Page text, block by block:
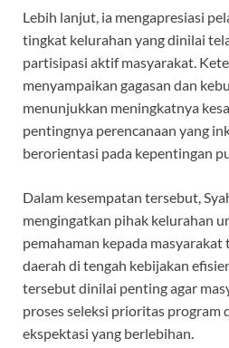
Lebih lanjut, ia mengapresiasi
tingkat kelurahan yang dinilai
partisipasi aktif masyarakat.
menyampaikan gagasan dan
menunjukkan meningkatnya
pentingnya perencanaan yang
berorientasi pada kepentingan
Dalam kesempatan tersebut,
mengingatkan pihak kelurahan
pemahaman kepada
daerah di tengah kebijakan
tersebut dinilai penting agar
proses seleksi prioritas program
ekspektasi yang berlebihan.